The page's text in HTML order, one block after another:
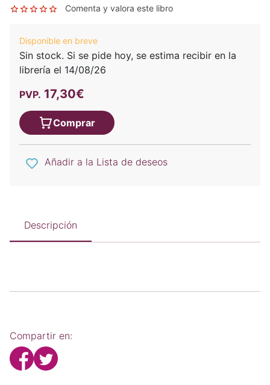
Comenta y valora este libro
Disponible en breve
Sin stock. Si se pide hoy, se estima recibir en la
librería el 14/08/26
PVP. 17,30€
Comprar
Añadir a la Lista de deseos
Descripción
Compartir en: